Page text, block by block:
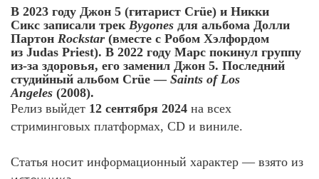
В 2023 году Джон 5 (гитарист Crüe) и Никки
Сикс записали трек Bygones для альбома Долли
Партон Rockstar (вместе с Робом Хэлфордом
из Judas Priest). В 2022 году Марс покинул группу
из-за здоровья, его заменил Джон 5. Последний
студийный альбом Crüe — Saints of Los
Angeles (2008).
Релиз выйдет 12 сентября 2024 на всех
стриминговых платформах, CD и виниле.
Статья носит информационный характер — взято из